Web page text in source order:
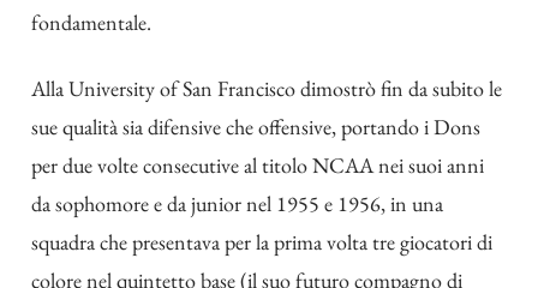
fondamentale.
Alla University of San Francisco dimostrò fin da subito le
sue qualità sia difensive che offensive, portando i Dons
per due volte consecutive al titolo NCAA nei suoi anni
da sophomore e da junior nel 1955 e 1956, in una
squadra che presentava per la prima volta tre giocatori di
colore nel quintetto base (il suo futuro compagno di